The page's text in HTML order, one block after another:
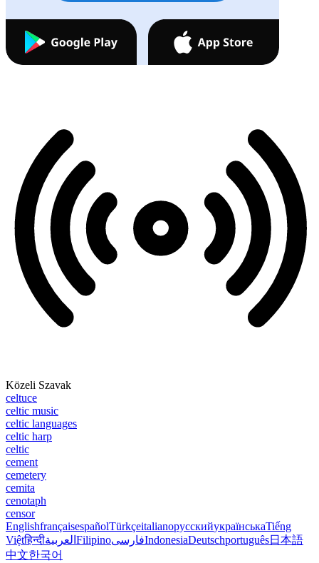
Közeli Szavak
celtuce
celtic music
celtic languages
celtic harp
celtic
cement
cemetery
cemita
cenotaph
censor
EnglishfrançaisespañolTürkçeitalianoрусскийукраїнськаTiếng
Việtहिन्दीالعربية FilipinoفارسیIndonesiaDeutschportuguês日本語
中文한국어